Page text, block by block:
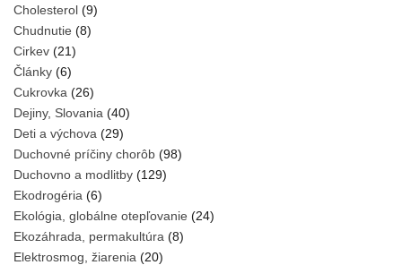
Cholesterol (9)
Chudnutie (8)
Cirkev (21)
Články (6)
Cukrovka (26)
Dejiny, Slovania (40)
Deti a výchova (29)
Duchovné príčiny chorôb (98)
Duchovno a modlitby (129)
Ekodrogéria (6)
Ekológia, globálne otepľovanie (24)
Ekozáhrada, permakultúra (8)
Elektrosmog, žiarenia (20)